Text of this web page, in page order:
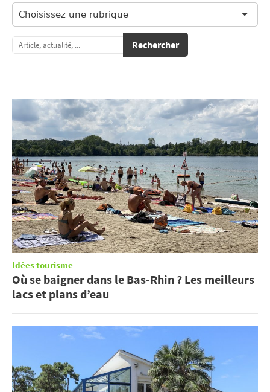
Choisissez une rubrique
Rechercher
Idées tourisme
Où se baigner dans le Bas-Rhin ? Les meilleurs
lacs et plans d’eau